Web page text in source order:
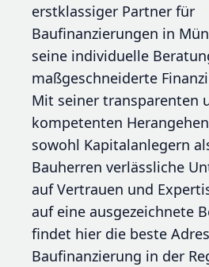
erstklassiger Partner für
Baufinanzierungen in
seine individuelle
maßgeschneiderte
Mit seiner transparenten
kompetenten
sowohl Kapitalanlegern
Bauherren verlässliche
auf Vertrauen und
auf eine ausgezeichnete
findet hier die beste
Baufinanzierung in der